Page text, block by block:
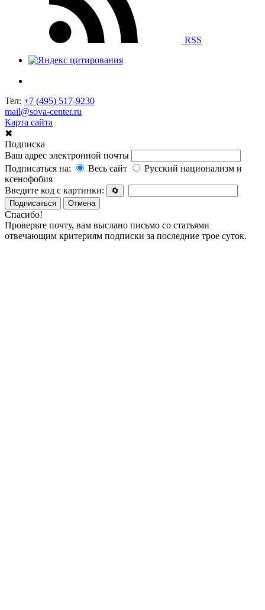
RSS
Тел: +7 (495) 517-9230
mail@sova-center.ru
Карта сайта
✖
Подписка
Ваш адрес электронной почты
Подписаться на:
Весь сайт
Русский национализм и
ксенофобия
Введите код с картинки:
🔄
Подписаться
Отмена
Спасибо!
Проверьте почту, вам выслано письмо со статьями
отвечающим критериям подписки за последние трое суток.